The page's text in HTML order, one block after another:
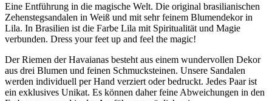
Eine Entführung in die magische Welt. Die original brasilianischen
Zehenstegsandalen in Weiß und mit sehr feinem Blumendekor in
Lila. In Brasilien ist die Farbe Lila mit Spiritualität und Magie
verbunden. Dress your feet up and feel the magic!
Der Riemen der Havaianas besteht aus einem wundervollen Dekor
aus drei Blumen und feinen Schmucksteinen. Unsere Sandalen
werden individuell per Hand verziert oder bedruckt. Jedes Paar ist
ein exklusives Unikat. Es können daher feine Abweichungen in den